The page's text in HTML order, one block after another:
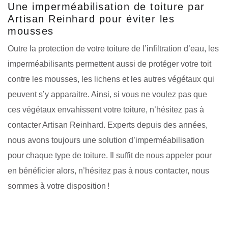
Une imperméabilisation de toiture par
Artisan Reinhard pour éviter les
mousses
Outre la protection de votre toiture de l’infiltration d’eau, les
imperméabilisants permettent aussi de protéger votre toit
contre les mousses, les lichens et les autres végétaux qui
peuvent s’y apparaitre. Ainsi, si vous ne voulez pas que
ces végétaux envahissent votre toiture, n’hésitez pas à
contacter Artisan Reinhard. Experts depuis des années,
nous avons toujours une solution d’imperméabilisation
pour chaque type de toiture. Il suffit de nous appeler pour
en bénéficier alors, n’hésitez pas à nous contacter, nous
sommes à votre disposition !